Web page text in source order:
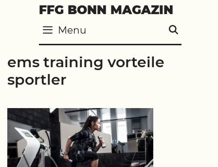
FFG BONN MAGAZIN
Menu
ems training vorteile
sportler